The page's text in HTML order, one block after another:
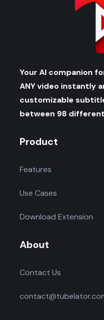
Your AI companion
ANY video instantly
customizable
between 98
Product
Features
Use Cases
Download Extension
About
Contact Us